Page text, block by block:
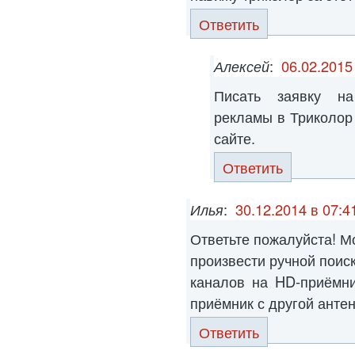
Ответить
Алексей:
Писать заявку
рекламы в
сайте.
Ответить
Илья: 30.12.2014 в
Ответьте пожалуйста!
произвести ручной
каналов на HD-
приёмник с другой
Ответить